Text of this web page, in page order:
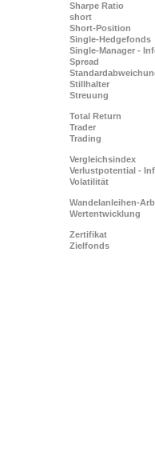
Sharpe Ratio
short
Short-Position
Single-Hedgefonds
Single-Manager -
Spread
Stillhalter
Streuung
Total Return
Trader
Trading
Vergleichsindex
Verlustpotential -
Volatilität
Wandelanleihen-
Wertentwicklung
Zertifikat
Zielfonds